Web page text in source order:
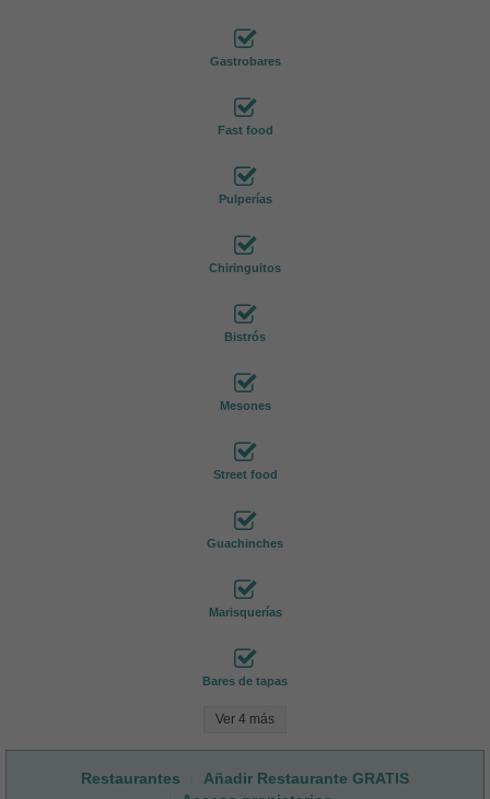
Gastrobares
Fast food
Pulperías
Chiringuitos
Bistrós
Mesones
Street food
Guachinches
Marisquerías
Bares de tapas
Ver 4 más
Restaurantes
Añadir Restaurante GRATIS